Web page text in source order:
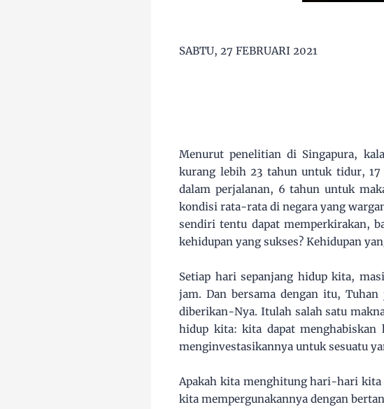
SABTU, 27 FEBRUARI 2021
Menurut penelitian di Singapura,
kurang lebih 23 tahun untuk tidur,
dalam perjalanan, 6 tahun untuk
kondisi rata-rata di negara yang
sendiri tentu dapat memperkirakan,
kehidupan yang sukses? Kehidupan
Setiap hari sepanjang hidup kita,
jam. Dan bersama dengan itu,
diberikan-Nya. Itulah salah satu
hidup kita: kita dapat
menginvestasikannya untuk sesuatu
Apakah kita menghitung hari-hari kita
kita mempergunakannya dengan